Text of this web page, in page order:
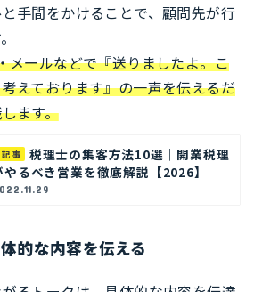
手間をかけることで、顧問先が行
メールなどで『送りましたよ。こ
えております』の一声を伝えるだ
ます。
事
税理士の集客方法10選｜開業税理
やるべき営業を徹底解説【2026】
的な内容を伝える